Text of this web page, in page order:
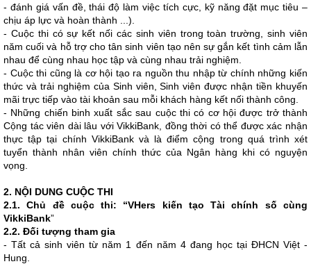
- đánh giá vấn đề, thái độ làm việc tích cực, kỹ năng đặt mục tiêu –
chịu áp lực và hoàn thành ...).
- Cuộc thi có sự kết nối các sinh viên trong toàn trường, sinh viên
năm cuối và hỗ trợ cho tân sinh viên tạo nên sự gắn kết tình cảm lẫn
nhau để cùng nhau học tập và cùng nhau trải nghiệm.
- Cuộc thi cũng là cơ hội tạo ra nguồn thu nhập từ chính những kiến
thức và trải nghiệm của Sinh viên, Sinh viên được nhận tiền khuyến
mãi trực tiếp vào tài khoản sau mỗi khách hàng kết nối thành công.
- Những chiến binh xuất sắc sau cuộc thi có cơ hội được trở thành
Cộng tác viên dài lâu với VikkiBank, đồng thời có thể được xác nhận
thực tập tại chính VikkiBank và là điểm cộng trong quá trình xét
tuyển thành nhân viên chính thức của Ngân hàng khi có nguyện
vọng.
2. NỘI DUNG CUỘC THI
2.1. Chủ đề cuộc thi: “VHers kiến tạo Tài chính số cùng
VikkiBank”
2.2. Đối tượng tham gia
- Tất cả sinh viên từ năm 1 đến năm 4 đang học tại ĐHCN Việt -
Hung.